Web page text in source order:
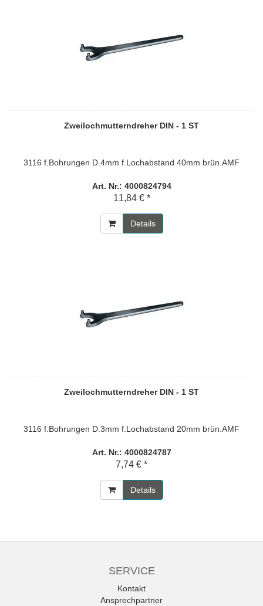
Zweilochmutterndreher DIN - 1 ST
3116 f.Bohrungen D.4mm f.Lochabstand 40mm brün.AMF
Art. Nr.: 4000824794
11,84 € *
Details
Zweilochmutterndreher DIN - 1 ST
3116 f.Bohrungen D.3mm f.Lochabstand 20mm brün.AMF
Art. Nr.: 4000824787
7,74 € *
Details
SERVICE
Kontakt
Ansprechpartner